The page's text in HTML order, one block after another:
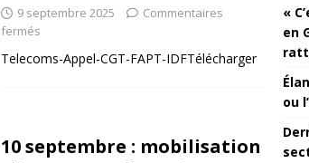
9 septembre 2025
Commentaires
fermés
Telecoms-Appel-CGT-FAPT-IDFTélécharger
10 septembre : mobilisation
«
en
ou